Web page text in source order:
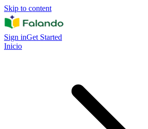
Skip to content
Sign inGet Started
Inicio